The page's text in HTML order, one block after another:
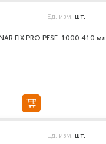
FIX PRO PESF-1000 410 мл
Ед. изм. шт.
Ед. изм. шт.